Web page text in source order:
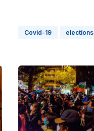
Covid-19 elections